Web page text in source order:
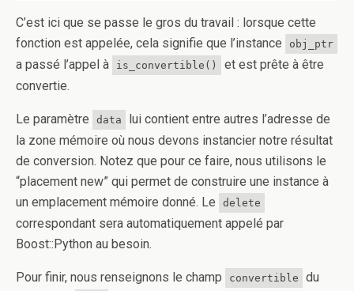
C’est ici que se passe le gros du travail : lorsque cette
fonction est appelée, cela signifie que l’instance
obj_ptr
a passé l’appel à is_convertible()
et est prête à être
convertie.
Le paramètre data
lui contient entre autres l’adresse de
la zone mémoire où nous devons instancier notre résultat
de conversion. Notez que pour ce faire, nous utilisons le
“placement new” qui permet de construire une instance à
un emplacement mémoire donné. Le
delete
correspondant sera automatiquement appelé par
Boost::Python au besoin.
Pour finir, nous renseignons le champ convertible du